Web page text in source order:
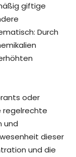
giftige
Durch
oder
regelrechte
und
dieser
und die